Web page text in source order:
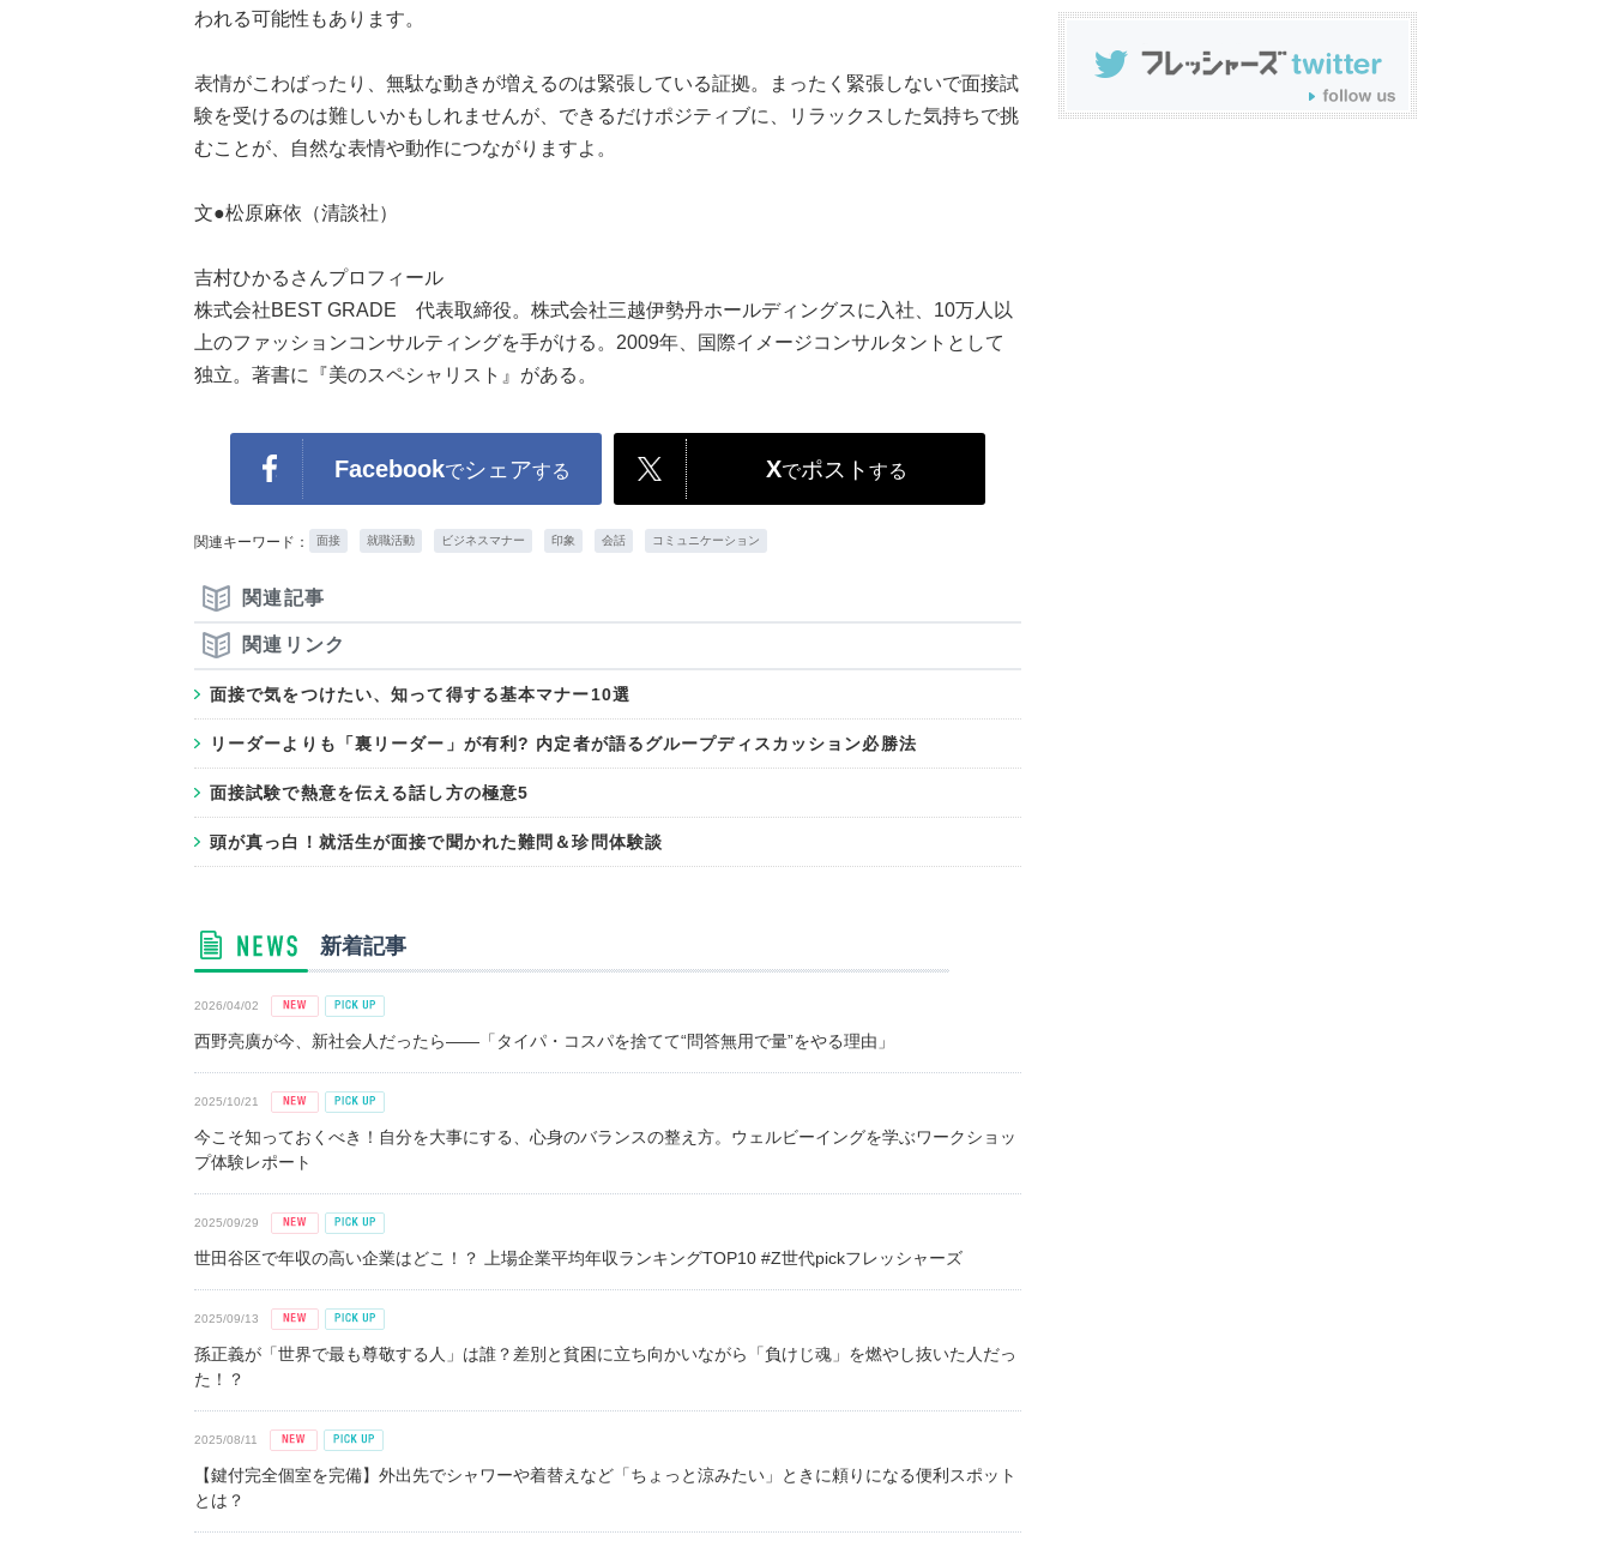
われる可能性もあります。
表情がこわばったり、無駄な動きが増えるのは緊張している証拠。まったく緊張しないで面接試
験を受けるのは難しいかもしれませんが、できるだけポジティブに、リラックスした気持ちで挑
むことが、自然な表情や動作につながりますよ。
文●松原麻依（清談社）
吉村ひかるさんプロフィール
株式会社BEST GRADE 代表取締役。株式会社三越伊勢丹ホールディングスに入社、10万人以
上のファッションコンサルティングを手がける。2009年、国際イメージコンサルタントとして
独立。著書に『美のスペシャリスト』がある。
Facebookでシェアする Xでポスト する
関連キーワード： 面接 就職活動 ビジネスマナー 印象 会話 コミュニケーション
関連記事
関連リンク
面接で気をつけたい、知って得する基本マナー10選
リーダーよりも「裏リーダー」が有利? 内定者が語るグループディスカッション必勝法
面接試験で熱意を伝える話し方の極意5
頭が真っ白！就活生が面接で聞かれた難問＆珍問体験談
新着記事
2026/04/02
西野亮廣が今、新社会人だったら――「タイパ・コスパを捨てて“問答無用で量”をやる理由」
2025/10/21
今こそ知っておくべき！自分を大事にする、心身のバランスの整え方。ウェルビーイングを学ぶワークショッ
プ体験レポート
2025/09/29
世田谷区で年収の高い企業はどこ！？ 上場企業平均年収ランキングTOP10 #Z世代pickフレッシャーズ
2025/09/13
孫正義が「世界で最も尊敬する人」は誰？差別と貧困に立ち向かいながら「負けじ魂」を燃やし抜いた人だっ
た！？
2025/08/11
【鍵付完全個室を完備】外出先でシャワーや着替えなど「ちょっと涼みたい」ときに頼りになる便利スポット
とは？